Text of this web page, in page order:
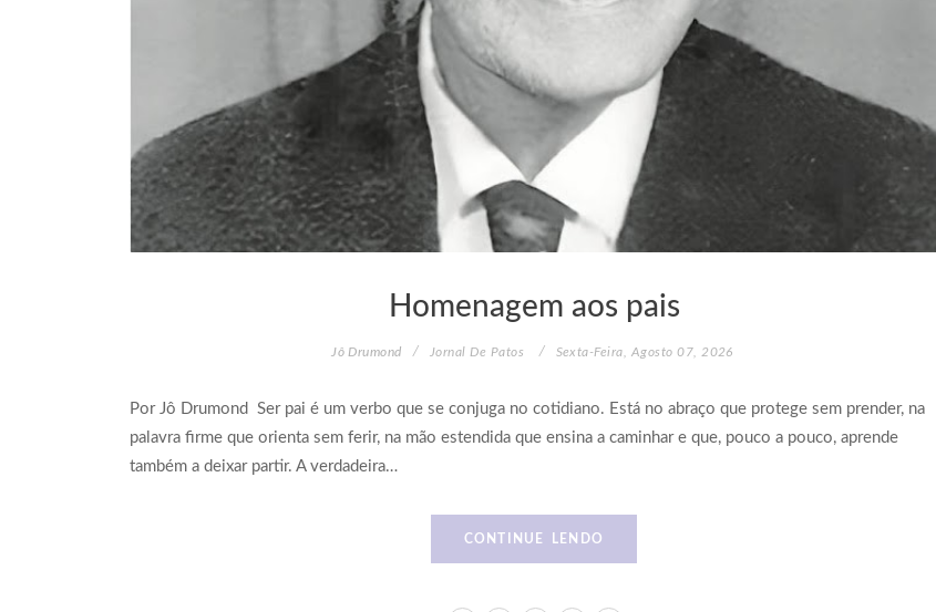
Homenagem aos pais
Jô Drumond Jornal De Patos Sexta-Feira, Agosto 07, 2026
Por Jô Drumond Ser pai é um verbo que se conjuga no cotidiano. Está no abraço que protege sem prender, na
palavra firme que orienta sem ferir, na mão estendida que ensina a caminhar e que, pouco a pouco, aprende
também a deixar partir. A verdadeira…
CONTINUE LENDO